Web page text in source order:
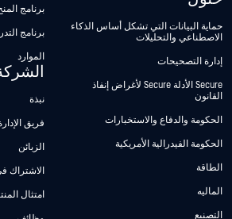
حماية البيانات التي تشكل أساس الذكاء
الاصطناعي والتحليلات
إدارة التصحيحات
Secure الأدلة Secure لأغراض إنفاذ
القانون
الحكومة والدفاع والاستخبارات
الحكومة الفيدرالية الأمريكية
الطاقة
الماليه
التصنيع
برنامج
برنامج
الموارد
نبذة
فريق
الزبائن
الاشتراك
امتثال